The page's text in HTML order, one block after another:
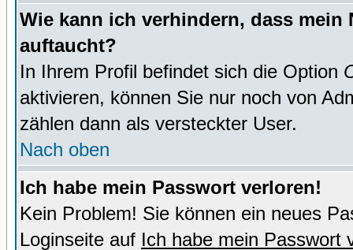
Wie kann ich verhindern, dass
auftaucht?
In Ihrem Profil befindet sich die Option
aktivieren, können Sie nur noch von
zählen dann als versteckter User.
Nach oben
Ich habe mein Passwort verloren!
Kein Problem! Sie können ein neues
Loginseite auf Ich habe mein Passwort